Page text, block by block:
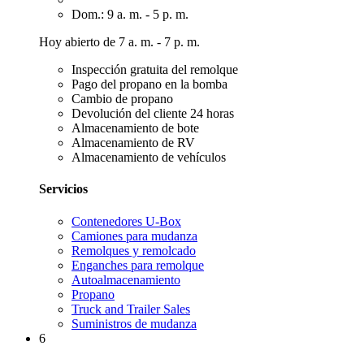
Dom.: 9 a. m. - 5 p. m.
Hoy abierto de 7 a. m. - 7 p. m.
Inspección gratuita del remolque
Pago del propano en la bomba
Cambio de propano
Devolución del cliente 24 horas
Almacenamiento de bote
Almacenamiento de RV
Almacenamiento de vehículos
Servicios
Contenedores U-Box
Camiones para mudanza
Remolques y remolcado
Enganches para remolque
Autoalmacenamiento
Propano
Truck and Trailer Sales
Suministros de mudanza
6